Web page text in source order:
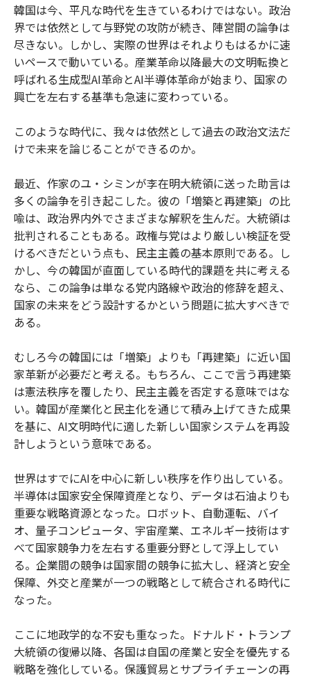
韓国は今、平凡な時代を生きているわけではない。政治
界では依然として与野党の攻防が続き、陣営間の論争は
尽きない。しかし、実際の世界はそれよりもはるかに速
いペースで動いている。産業革命以降最大の文明転換と
呼ばれる生成型AI革命とAI半導体革命が始まり、国家の
興亡を左右する基準も急速に変わっている。
このような時代に、我々は依然として過去の政治文法だ
けで未来を論じることができるのか。
最近、作家のユ・シミンが李在明大統領に送った助言は
多くの論争を引き起こした。彼の「増築と再建築」の比
喩は、政治界内外でさまざまな解釈を生んだ。大統領は
批判されることもある。政権与党はより厳しい検証を受
けるべきだという点も、民主主義の基本原則である。し
かし、今の韓国が直面している時代的課題を共に考える
なら、この論争は単なる党内路線や政治的修辞を超え、
国家の未来をどう設計するかという問題に拡大すべきで
ある。
むしろ今の韓国には「増築」よりも「再建築」に近い国
家革新が必要だと考える。もちろん、ここで言う再建築
は憲法秩序を覆したり、民主主義を否定する意味ではな
い。韓国が産業化と民主化を通じて積み上げてきた成果
を基に、AI文明時代に適した新しい国家システムを再設
計しようという意味である。
世界はすでにAIを中心に新しい秩序を作り出している。
半導体は国家安全保障資産となり、データは石油よりも
重要な戦略資源となった。ロボット、自動運転、バイ
オ、量子コンピュータ、宇宙産業、エネルギー技術はす
べて国家競争力を左右する重要分野として浮上してい
る。企業間の競争は国家間の競争に拡大し、経済と安全
保障、外交と産業が一つの戦略として統合される時代に
なった。
ここに地政学的な不安も重なった。ドナルド・トランプ
大統領の復帰以降、各国は自国の産業と安全を優先する
戦略を強化している。保護貿易とサプライチェーンの再